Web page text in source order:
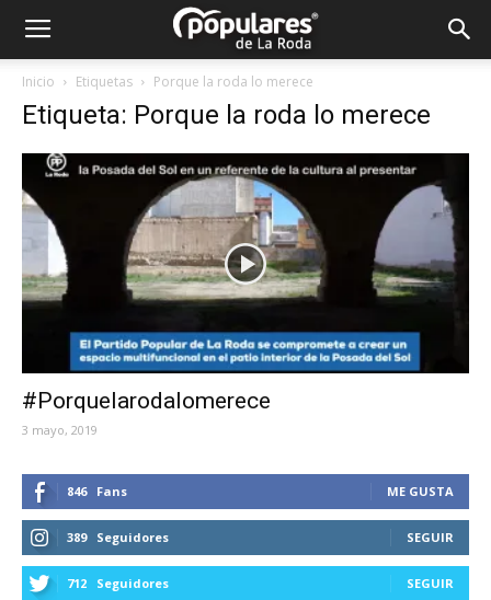
Partido
Popular
Roda
Inicio Etiquetas Porque la roda lo merece
Etiqueta: Porque la roda lo merece
#Porquelarodalomerece
3 mayo, 2019
846 Fans ME GUSTA
389 Seguidores SEGUIR
712 Seguidores SEGUIR